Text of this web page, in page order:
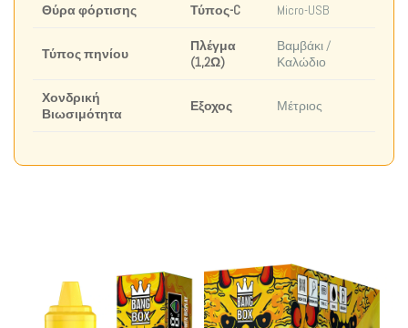
Θύρα φόρτισης Τύπος-C Micro-USB
Τύπος πηνίου
Πλέγμα
(1,2Ω)
Βαμβάκι /
Καλώδιο
Χονδρική
Βιωσιμότητα
Εξοχος Μέτριος